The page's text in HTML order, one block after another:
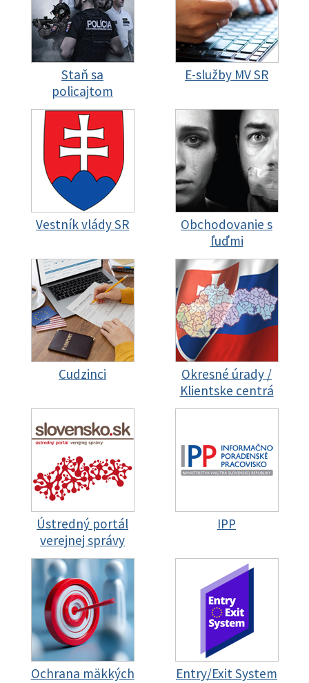
Staň sa
policajtom
E-služby MV SR
Vestník vlády SR
Obchodovanie s
ľuďmi
Cudzinci
Okresné úrady /
Klientske centrá
Ústredný portál
verejnej správy
IPP
Ochrana mäkkých
Entry/Exit System